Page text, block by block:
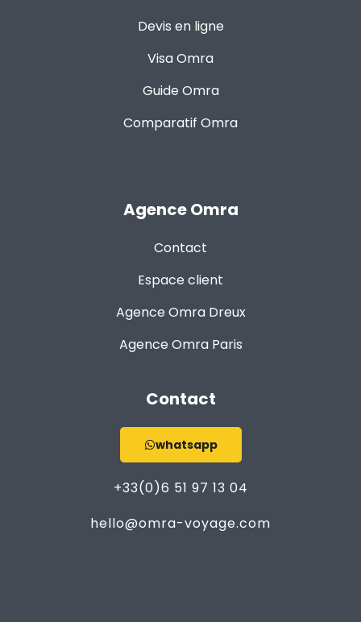
Devis en ligne
Visa Omra
Guide Omra
Comparatif Omra
Agence Omra
Contact
Espace client
Agence Omra Dreux
Agence Omra Paris
Contact
whatsapp
+33(0)6 51 97 13 04
hello@omra-voyage.com